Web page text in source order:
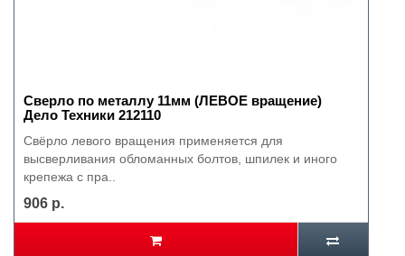
Сверло по металлу 11мм (ЛЕВОЕ вращение)
Дело Техники 212110
Свёрло левого вращения применяется для
высверливания обломанных болтов, шпилек и иного
крепежа с пра..
906 р.